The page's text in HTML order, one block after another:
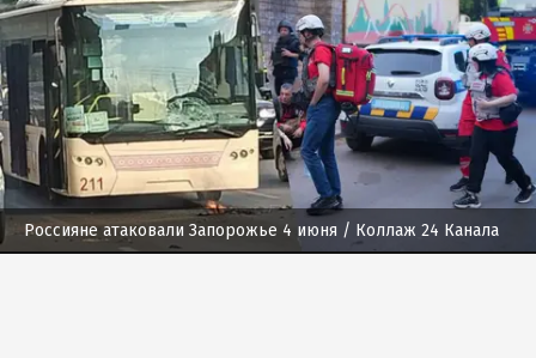
Россияне атаковали Запорожье 4 июня / Коллаж 24 Канала